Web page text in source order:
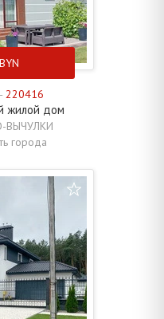
BYN
220416
жилой дом
ВЫЧУЛКИ
города